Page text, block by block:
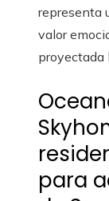
representa
valor
proyectada
para